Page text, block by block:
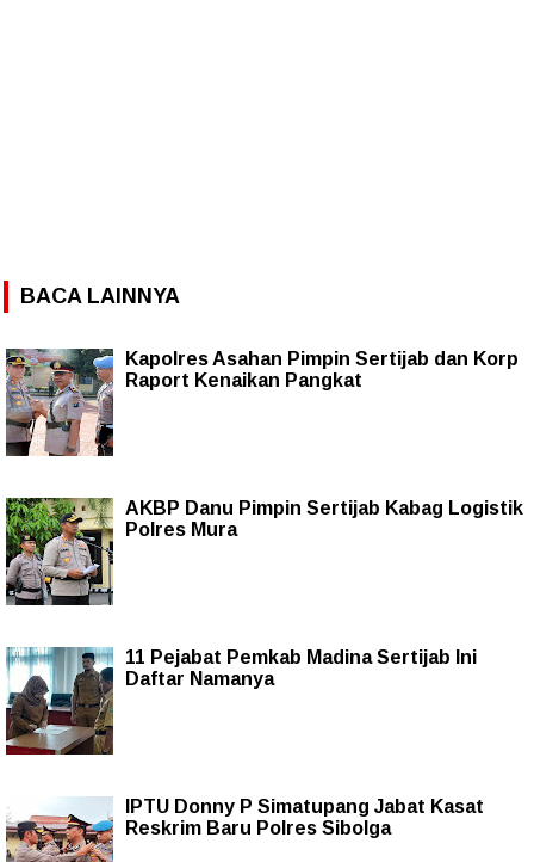
BACA LAINNYA
Kapolres Asahan Pimpin Sertijab dan Korp
Raport Kenaikan Pangkat
AKBP Danu Pimpin Sertijab Kabag Logistik
Polres Mura
11 Pejabat Pemkab Madina Sertijab Ini
Daftar Namanya
IPTU Donny P Simatupang Jabat Kasat
Reskrim Baru Polres Sibolga